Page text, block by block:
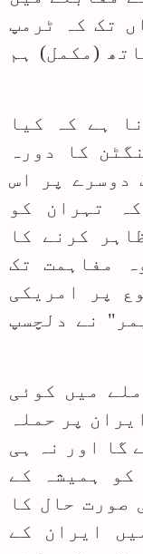
تک کہ ٹرمپ
(مکمل) ہم
ہے کہ کیا
کا دورہ
دوسرے پر اس
تہران کو
کرنے کا
مفاہمت تک
پر امریکی
نے دلچسپ
میں کوئی
پر حملہ
گا اور نہ ہی
کو ہمیشہ کے
صورت حال کا
ایران کے